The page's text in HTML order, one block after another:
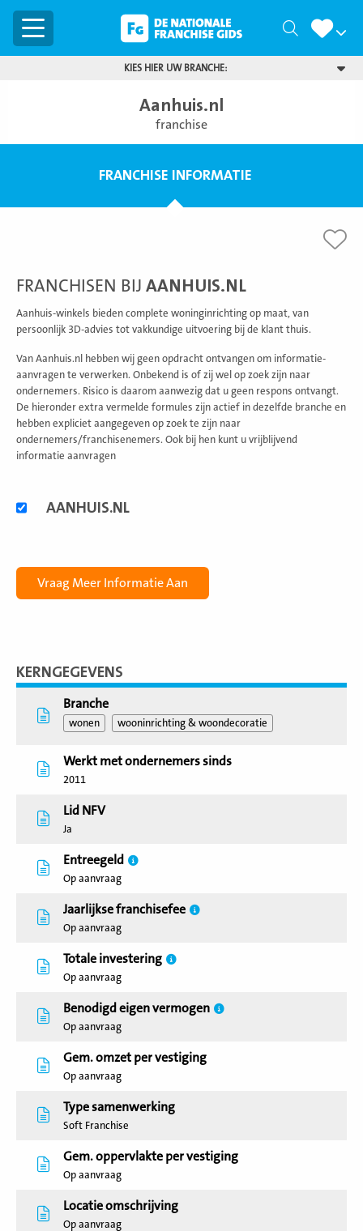
Menu Zoeken
KIES HIER UW BRANCHE:
Aanhuis.nl
franchise
FRANCHISE INFORMATIE
FRANCHISEN BIJ AANHUIS.NL
Aanhuis-winkels bieden complete woninginrichting op maat, van
persoonlijk 3D-advies tot vakkundige uitvoering bij de klant thuis.
Van Aanhuis.nl hebben wij geen opdracht ontvangen om informatie-
aanvragen te verwerken. Onbekend is of zij wel op zoek zijn naar
ondernemers. Risico is daarom aanwezig dat u geen respons ontvangt.
De hieronder extra vermelde formules zijn actief in dezelfde branche en
hebben expliciet aangegeven op zoek te zijn naar
ondernemers/franchisenemers. Ook bij hen kunt u vrijblijvend
informatie aanvragen
formulesAANHUIS.NL
KERNGEGEVENS
Branche
wonen wooninrichting & woondecoratie
Werkt met ondernemers sinds
2011
Lid NFV
Ja
Entreegeld
Op aanvraag
Jaarlijkse franchisefee
Op aanvraag
Totale investering
Op aanvraag
Benodigd eigen vermogen
Op aanvraag
Gem. omzet per vestiging
Op aanvraag
Type samenwerking
Soft Franchise
Gem. oppervlakte per vestiging
Op aanvraag
Locatie omschrijving
Op aanvraag